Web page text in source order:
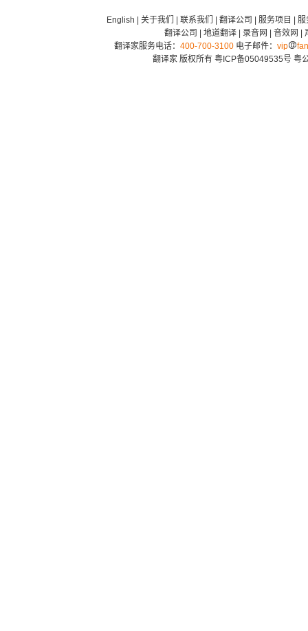
English 关于我们 联系我们 翻译公司 服务项目
服
翻译公司
地道翻译| 录音网 音效网
翻译家服务电话： 400-700-3100电子邮件： vip
翻译家 版权所有 粤ICP备05049535号 粤